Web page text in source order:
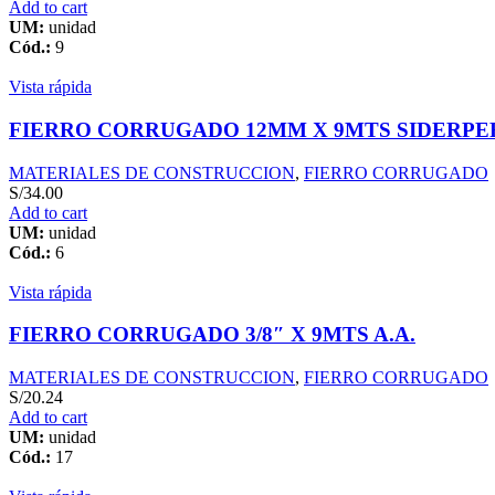
Add to cart
UM: unidad
Cód.: 9
Vista rápida
FIERRO CORRUGADO 12MM X 9MTS
MATERIALES DE CONSTRUCCION, FIERRO CORRUGADO
S/34.00
Add to cart
UM: unidad
Cód.: 6
Vista rápida
FIERRO CORRUGADO 3/8″ X 9MTS A.A.
MATERIALES DE CONSTRUCCION, FIERRO CORRUGADO
S/20.24
Add to cart
UM: unidad
Cód.: 17